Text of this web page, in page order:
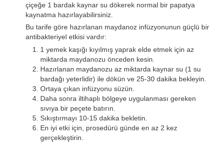
çiçeğe 1 bardak kaynar su dökerek normal bir papatya
kaynatma hazırlayabilirsiniz.
Bu tarife göre hazırlanan maydanoz infüzyonunun güçlü bir
antibakteriyel etkisi vardır:
1 yemek kaşığı kıyılmış yaprak elde etmek için az
miktarda maydanozu önceden kesin.
Hazırlanan maydanozu az miktarda kaynar su (1 su
bardağı yeterlidir) ile dökün ve 25-30 dakika bekleyin.
Ortaya çıkan infüzyonu süzün.
Daha sonra iltihaplı bölgeye uygulanması gereken
sıvıya bir peçete batırın.
Sıkıştırmayı 10-15 dakika bekletin.
En iyi etki için, prosedürü günde en az 2 kez
gerçekleştirin.